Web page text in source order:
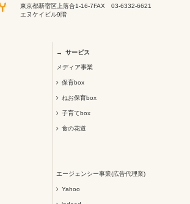
東京都新宿区上落合1-16-7
エヌケイビル9階
FAX 03-6332-6621
サービス
メディア事業
保育box
ねお保育box
子育てbox
食の花道
エージェンシー事業(広告代理業)
Yahoo